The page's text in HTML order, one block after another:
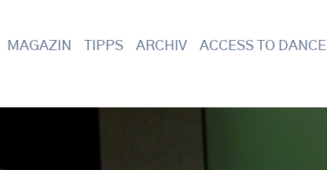
Main navigation
MAGAZIN TIPPS ARCHIV ACCESS TO DANCE